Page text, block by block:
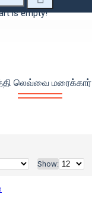
is empty!
லெவ்வை மரைக்கார்
Show: